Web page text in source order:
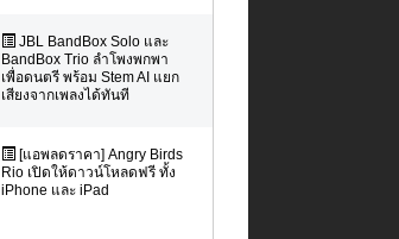
JBL BandBox Solo และ
BandBox Trio ลำโพงพกพา
เพื่อดนตรี พร้อม Stem AI แยก
เสียงจากเพลงได้ทันที
[แอพลดราคา] Angry Birds
Rio เปิดให้ดาวน์โหลดฟรี ทั้ง
iPhone และ iPad